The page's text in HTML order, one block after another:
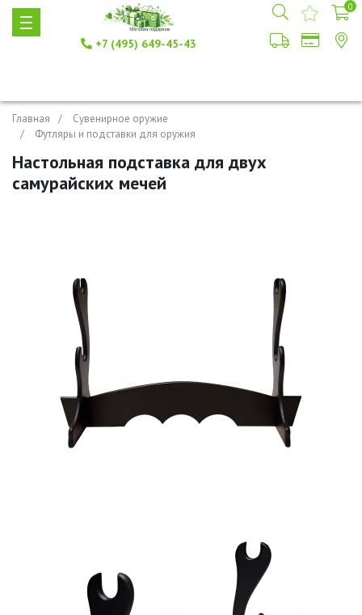
+7 (495) 649-45-43
0
Главная
Сувенирное оружие
Футляры и подставки для оружия
Настольная подставка для двух
самурайских мечей